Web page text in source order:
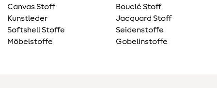
Canvas Stoff
Kunstleder
Softshell Stoffe
Möbelstoffe
Bouclé Stoff
Jacquard Stoff
Seidenstoffe
Gobelinstoffe